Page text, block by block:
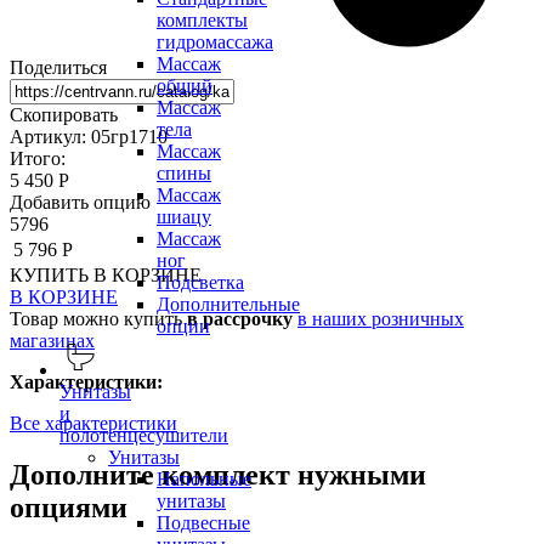
комплекты
гидромассажа
Массаж
общий
Массаж
тела
Массаж
спины
Массаж
шиацу
Массаж
ног
Подсветка
Дополнительные
опции
Унитазы
и
полотенцесушители
Унитазы
Напольные
унитазы
Подвесные
Поделиться
Скопировать
Артикул: 05гр1710
Итого:
5 450 Р
Добавить опцию
5796
5 796 Р
КУПИТЬ В КОРЗИНЕ
В КОРЗИНЕ
Товар можно купитьв рассрочку в наших розничных
магазинах
Характеристики:
Все характеристики
Дополните комплект нужными
опциями